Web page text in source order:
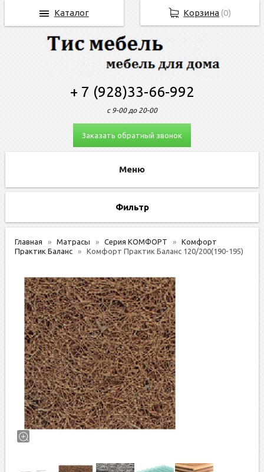
+ 7 (928)33-66-992
с 9-00 до 20-00
Заказать обратный звонок
Фильтр
Главная Матрасы Серия КОМФОРТ
Комфорт
Практик Баланс
Комфорт Практик Баланс 120/200(190-195)
Корзина(0)
Каталог